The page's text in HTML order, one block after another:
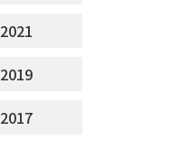
2021
2019
2017